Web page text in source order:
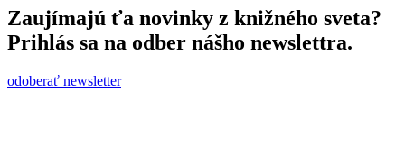
Zaujímajú ťa novinky z knižného sveta?
Prihlás sa na odber nášho newslettra.
odoberať newsletter